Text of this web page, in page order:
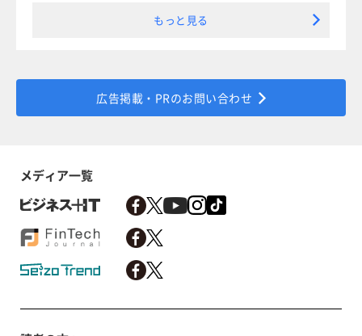
もっと見る
広告掲載・PRのお問い合わせ
メディア一覧